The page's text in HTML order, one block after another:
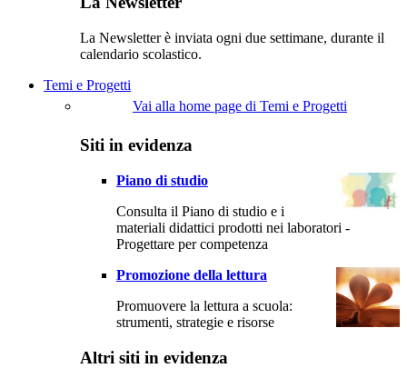
La Newsletter è inviata ogni due settimane, durante il
calendario scolastico.
Temi e Progetti
Vai alla home page di Temi e Progetti
Siti in evidenza
Piano di studio
Consulta il Piano di studio e i
materiali didattici prodotti nei laboratori -
Progettare per competenza
Promozione della lettura
Promuovere la lettura a scuola:
strumenti, strategie e risorse
Altri siti in evidenza